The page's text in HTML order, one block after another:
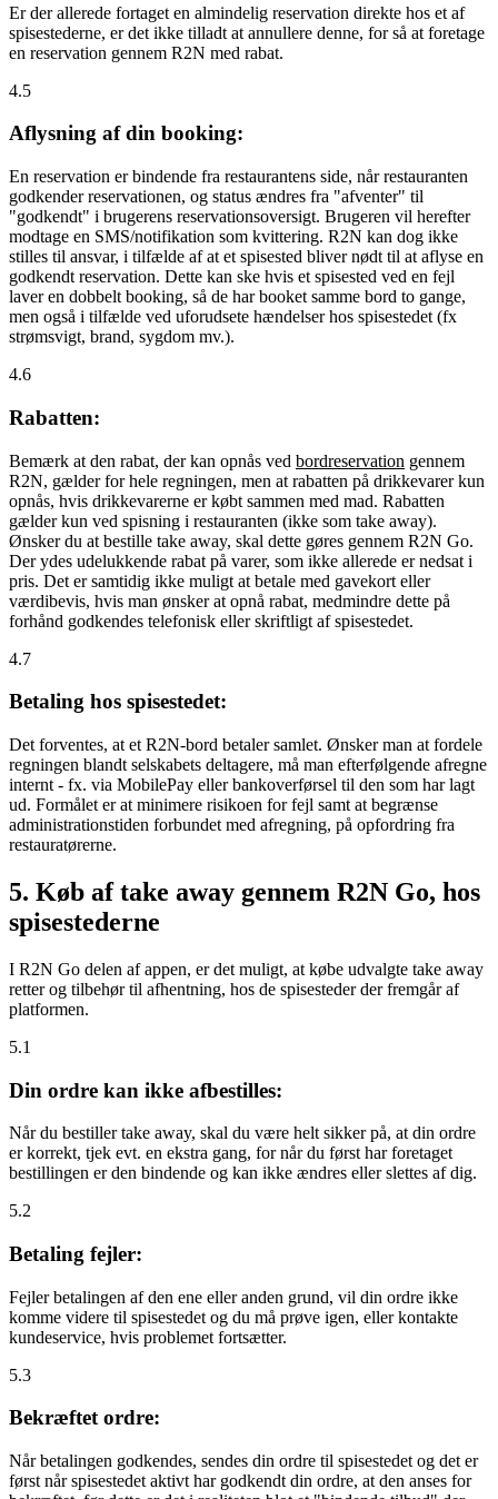
Er der allerede fortaget en almindelig reservation direkte hos et af
spisestederne, er det ikke tilladt at annullere denne, for så at foretage
en reservation gennem R2N med rabat.
4.5
Aflysning af din booking:
En reservation er bindende fra restaurantens side, når restauranten
godkender reservationen, og status ændres fra "afventer" til
"godkendt" i brugerens reservationsoversigt. Brugeren vil herefter
modtage en SMS/notifikation som kvittering. R2N kan dog ikke
stilles til ansvar, i tilfælde af at et spisested bliver nødt til at aflyse en
godkendt reservation. Dette kan ske hvis et spisested ved en fejl
laver en dobbelt booking, så de har booket samme bord to gange,
men også i tilfælde ved uforudsete hændelser hos spisestedet (fx
strømsvigt, brand, sygdom mv.).
4.6
Rabatten:
Bemærk at den rabat, der kan opnås ved bordreservation gennem
R2N, gælder for hele regningen, men at rabatten på drikkevarer kun
opnås, hvis drikkevarerne er købt sammen med mad. Rabatten
gælder kun ved spisning i restauranten (ikke som take away).
Ønsker du at bestille take away, skal dette gøres gennem R2N Go.
Der ydes udelukkende rabat på varer, som ikke allerede er nedsat i
pris. Det er samtidig ikke muligt at betale med gavekort eller
værdibevis, hvis man ønsker at opnå rabat, medmindre dette på
forhånd godkendes telefonisk eller skriftligt af spisestedet.
4.7
Betaling hos spisestedet:
Det forventes, at et R2N-bord betaler samlet. Ønsker man at fordele
regningen blandt selskabets deltagere, må man efterfølgende afregne
internt - fx. via MobilePay eller bankoverførsel til den som har lagt
ud. Formålet er at minimere risikoen for fejl samt at begrænse
administrationstiden forbundet med afregning, på opfordring fra
restauratørerne.
5. Køb af take away gennem R2N Go, hos
spisestederne
I R2N Go delen af appen, er det muligt, at købe udvalgte take away
retter og tilbehør til afhentning, hos de spisesteder der fremgår af
platformen.
5.1
Din ordre kan ikke afbestilles:
Når du bestiller take away, skal du være helt sikker på, at din ordre
er korrekt, tjek evt. en ekstra gang, for når du først har foretaget
bestillingen er den bindende og kan ikke ændres eller slettes af dig.
5.2
Betaling fejler:
Fejler betalingen af den ene eller anden grund, vil din ordre ikke
komme videre til spisestedet og du må prøve igen, eller kontakte
kundeservice, hvis problemet fortsætter.
5.3
Bekræftet ordre:
Når betalingen godkendes, sendes din ordre til spisestedet og det er
først når spisestedet aktivt har godkendt din ordre, at den anses for